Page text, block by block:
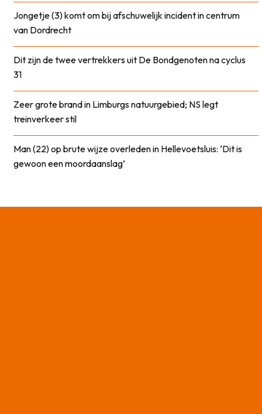
Jongetje (3) komt om bij afschuwelijk incident in centrum
van Dordrecht
Dit zijn de twee vertrekkers uit De Bondgenoten na cyclus
31
Zeer grote brand in Limburgs natuurgebied; NS legt
treinverkeer stil
Man (22) op brute wijze overleden in Hellevoetsluis: ‘Dit is
gewoon een moordaanslag’